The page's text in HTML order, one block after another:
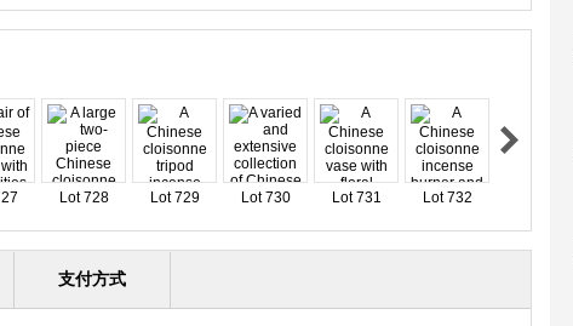
Lot 728 Lot 729 Lot 730 Lot 731 Lot 732
支付方式